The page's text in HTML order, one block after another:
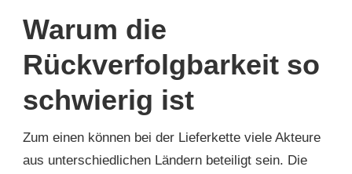
Warum die
Rückverfolgbarkeit so
schwierig ist
Zum einen können bei der Lieferkette viele Akteure
aus unterschiedlichen Ländern beteiligt sein. Die